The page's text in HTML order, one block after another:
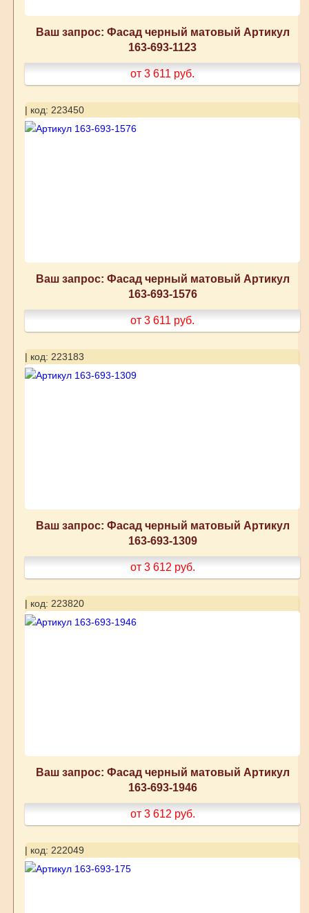
Ваш запрос: Фасад черный матовый Артикул
163-693-1123
от 3 611 руб.
| код: 223450
Ваш запрос: Фасад черный матовый Артикул
163-693-1576
от 3 611 руб.
| код: 223183
Ваш запрос: Фасад черный матовый Артикул
163-693-1309
от 3 612 руб.
| код: 223820
Ваш запрос: Фасад черный матовый Артикул
163-693-1946
от 3 612 руб.
| код: 222049